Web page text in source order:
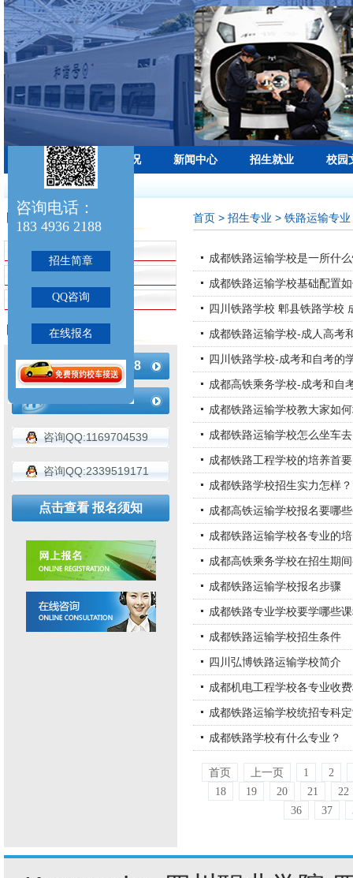
学校首页 学校概况 新闻中心 招生就业 校园
最新公告：
招生专业
招生简章
铁路运输专业
航空服务专业
联系我们
183-4936-2188
咨询QQ:1169704539
咨询QQ:2339519171
点击查看 报名须知
首页 > 招生专业 > 铁路运输专业
成都铁路运输学校是一所什
成都铁路运输学校基础配置
四川铁路学校 郫县铁路学校
成都铁路运输学校-成人高考
四川铁路学校-成考和自考的
成都高铁乘务学校-成考和自
成都铁路运输学校教大家如
成都铁路运输学校怎么坐车
成都铁路工程学校的培养首
成都铁路学校招生实力怎样？
成都高铁运输学校报名要哪
成都铁路运输学校各专业的
成都高铁乘务学校在招生期
成都铁路运输学校报名步骤
成都铁路专业学校要学哪些
成都铁路运输学校招生条件
四川弘博铁路运输学校简介
成都机电工程学校各专业收
成都铁路运输学校统招专科
成都铁路学校有什么专业？
首页 上一页 1
2
18
19 20 21
22
36
37
咨询电话：
183 4936 2188
招生简章
QQ咨询
在线报名